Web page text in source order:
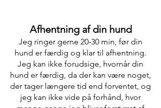
Afhentning af din hund
Jeg ringer gerne 20-30 min, før din
hund er færdig og klar til afhentning.
Jeg kan ikke forudsige, hvornår din
hund er færdig, da der kan være noget,
der tager længere tid end forventet, og
jeg kan ikke vide på forhånd, hvor